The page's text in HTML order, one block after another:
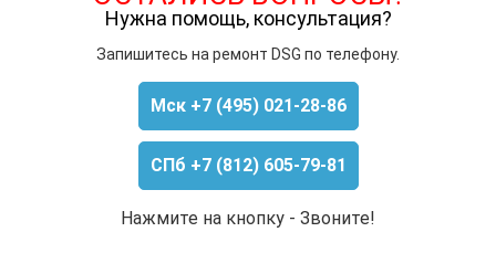
Нужна помощь, консультация?
Запишитесь на ремонт DSG по телефону.
Мск +7 (495) 021-28-86
СПб +7 (812) 605-79-81
Нажмите на кнопку - Звоните!